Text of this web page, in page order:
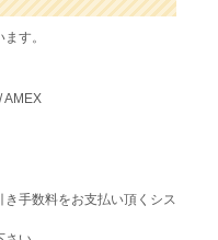
す。
AMEX
手数料をお支払い頂くシス